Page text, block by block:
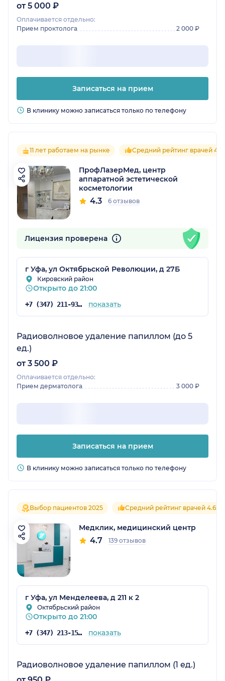
от 5 000 ₽
Оплачивается отдельно:
Прием проктолога
2 000 ₽
Записаться на прием
В клинику можно записаться только по телефону
11 лет работаем на рынке Средний рейтинг врачей 4.3
ПрофЛазерМед, центр
аппаратной эстетической
косметологии
4.3 6 отзывов
Лицензия проверена
г Уфа, ул Октябрьской Революции, д 27Б
Кировский район
Открыто до 21:00
+7 (347) 211-93-37 показать
Радиоволновое удаление папиллом (до 5
ед.)
от 3 500 ₽
Оплачивается отдельно:
Прием дерматолога
3 000 ₽
Записаться на прием
В клинику можно записаться только по телефону
Выбор пациентов 2025 Средний рейтинг врачей 4.6
Медклик, медицинский центр
4.7 139 отзывов
г Уфа, ул Менделеева, д 211 к 2
Октябрьский район
Открыто до 21:00
+7 (347) 213-15-92 показать
Радиоволновое удаление папиллом (1 ед.)